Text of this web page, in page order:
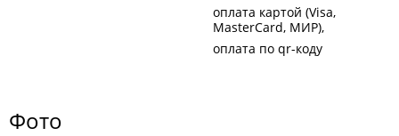
оплата картой (Visa,
MasterCard, МИР)
оплата по qr-коду
Фото